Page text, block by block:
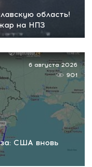
область!
на НПЗ
США вновь
6 августа 2026
901